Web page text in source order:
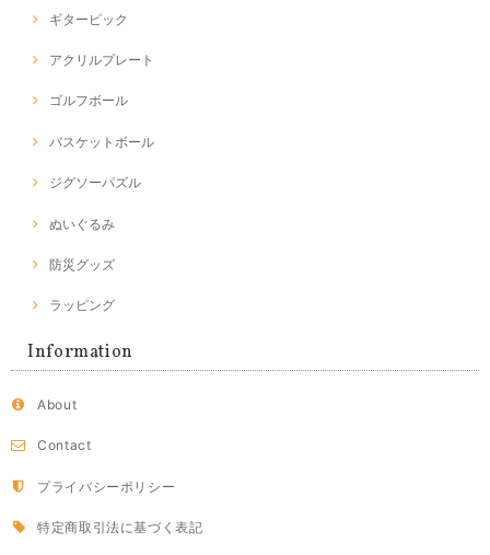
ギターピック
アクリルプレート
ゴルフボール
バスケットボール
ジグソーパズル
ぬいぐるみ
防災グッズ
ラッピング
Information
About
Contact
プライバシーポリシー
特定商取引法に基づく表記